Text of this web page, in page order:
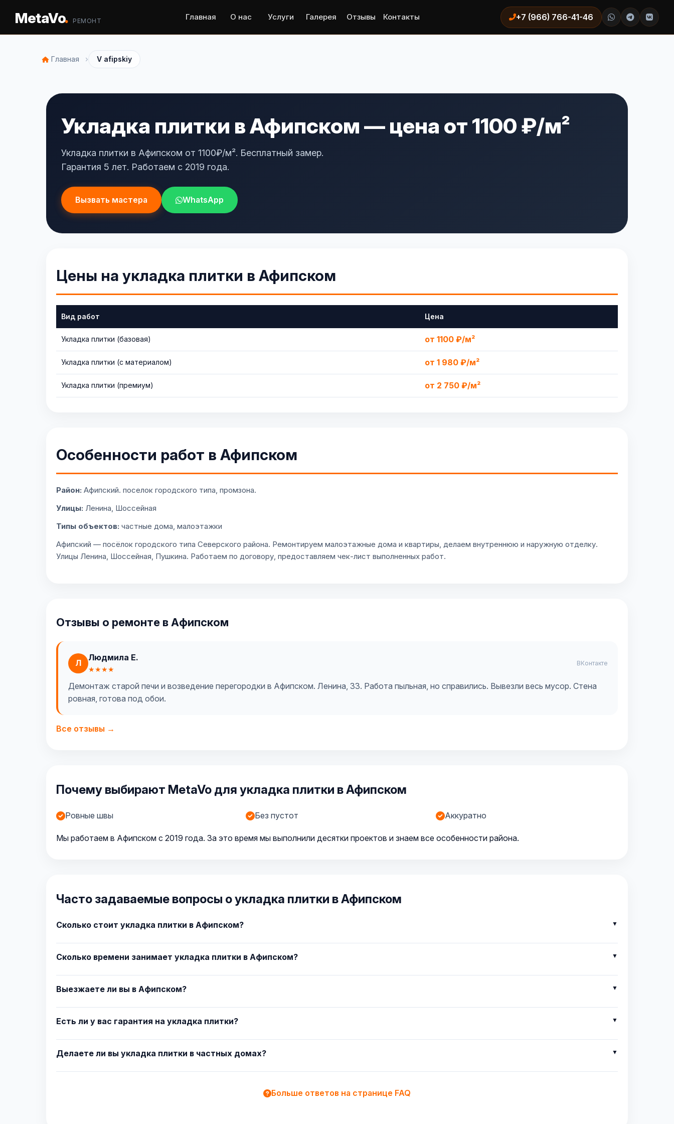
MetaVo. РЕМОНТ Главная О нас Услуги Галерея Отзывы Контакты +7 (966) 766-41-46
Главная › V afipskiy
Укладка плитки в Афипском — цена от 1100 ₽/м²
Укладка плитки в Афипском от 1100₽/м². Бесплатный замер.
Гарантия 5 лет. Работаем с 2019 года.
Вызвать мастера WhatsApp
Цены на укладка плитки в Афипском
Вид работ Цена
Укладка плитки (базовая) от 1100 ₽/м²
Укладка плитки (с материалом) от 1 980 ₽/м²
Укладка плитки (премиум) от 2 750 ₽/м²
Особенности работ в Афипском
Район: Афипский. поселок городского типа, промзона.
Улицы: Ленина, Шоссейная
Типы объектов: частные дома, малоэтажки
Афипский — посёлок городского типа Северского района. Ремонтируем малоэтажные дома и квартиры, делаем внутреннюю и наружную отделку.
Улицы Ленина, Шоссейная, Пушкина. Работаем по договору, предоставляем чек-лист выполненных работ.
Отзывы о ремонте в Афипском
Л
Людмила Е.
★★★★
ВКонтакте
Демонтаж старой печи и возведение перегородки в Афипском. Ленина, 33. Работа пыльная, но справились. Вывезли весь мусор. Стена
ровная, готова под обои.
Все отзывы →
Почему выбирают MetaVo для укладка плитки в Афипском
Ровные швы Без пустот Аккуратно
Мы работаем в Афипском с 2019 года. За это время мы выполнили десятки проектов и знаем все особенности района.
Часто задаваемые вопросы о укладка плитки в Афипском
Сколько стоит укладка плитки в Афипском?
Сколько времени занимает укладка плитки в Афипском?
Выезжаете ли вы в Афипском?
Есть ли у вас гарантия на укладка плитки?
Делаете ли вы укладка плитки в частных домах?
Больше ответов на странице FAQ